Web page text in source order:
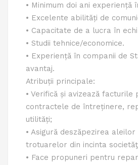
• Minimum doi ani experiență
• Excelente abilități de
• Capacitate de a lucra în
• Studii tehnice/economice.
• Experiență în companii de
avantaj.
Atribuții principale:
• Verifică și avizează facturile
contractele de întreținere,
utilități;
• Asigură deszăpezirea
trotuarelor din incinta
• Face propuneri pentru